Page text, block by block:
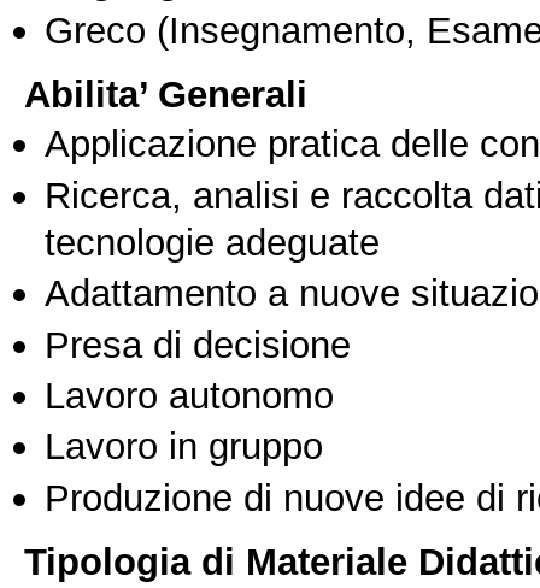
Greco (Insegnamento,
Abilita’ Generali
Applicazione pratica delle
Ricerca, analisi e raccolta
tecnologie adeguate
Adattamento a nuove
Presa di decisione
Lavoro autonomo
Lavoro in gruppo
Produzione di nuove idee di
Tipologia di Materiale